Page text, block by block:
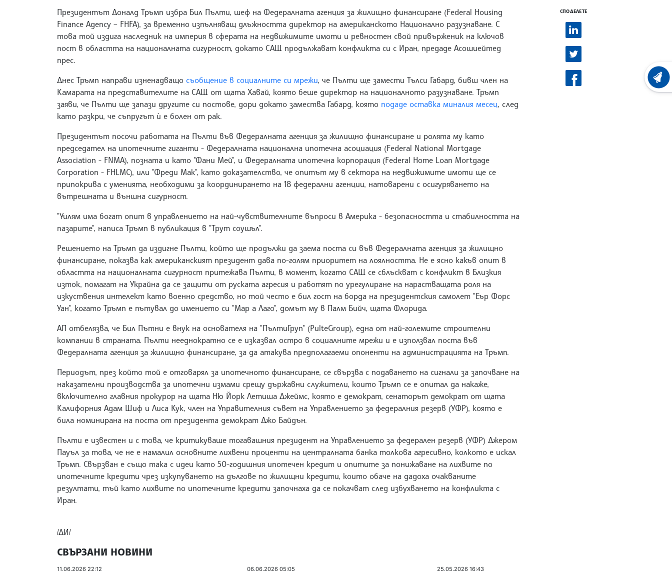
Президентът Доналд Тръмп избра Бил Пълти, шеф на Федералната агенция за жилищно финансиране (Federal Housing
Finance Agency – FHFA), за временно изпълняващ длъжността директор на американското Национално разузнаване. С
това той издига наследник на империя в сферата на недвижимите имоти и ревностен свой привърженик на ключов
пост в областта на националната сигурност, докато САЩ продължават конфликта си с Иран, предаде Асошиейтед
прес.
Днес Тръмп направи изненадващо съобщение в социалните си мрежи, че Пълти ще замести Тълси Габард, бивш член на
Камарата на представителите на САЩ от щата Хавай, която беше директор на националното разузнаване. Тръмп
заяви, че Пълти ще запази другите си постове, дори докато замества Габард, която подаде оставка миналия месец, след
като разкри, че съпругът ѝ е болен от рак.
Президентът посочи работата на Пълти във Федералната агенция за жилищно финансиране и ролята му като
председател на ипотечните гиганти - Федералната национална ипотечна асоциация (Federal National Mortgage
Association - FNMA), позната и като "Фани Мей", и Федералната ипотечна корпорация (Federal Home Loan Mortgage
Corporation - FHLMC), или "Фреди Мак", като доказателство, че опитът му в сектора на недвижимите имоти ще се
припокрива с уменията, необходими за координирането на 18 федерални агенции, натоварени с осигуряването на
вътрешната и външна сигурност.
"Уилям има богат опит в управлението на най-чувствителните въпроси в Америка - безопасността и стабилността на
пазарите", написа Тръмп в публикация в "Трут соушъл".
Решението на Тръмп да издигне Пълти, който ще продължи да заема поста си във Федералната агенция за жилищно
финансиране, показва как американският президент дава по-голям приоритет на лоялността. Не е ясно какъв опит в
областта на националната сигурност притежава Пълти, в момент, когато САЩ се сблъскват с конфликт в Близкия
изток, помагат на Украйна да се защити от руската агресия и работят по урегулиране на нарастващата роля на
изкуствения интелект като военно средство, но той често е бил гост на борда на президентския самолет "Еър Форс
Уан", когато Тръмп е пътувал до имението си "Мар а Лаго", домът му в Палм Бийч, щата Флорида.
АП отбелязва, че Бил Пътни е внук на основателя на "ПълтиГруп" (PulteGroup), една от най-големите строителни
компании в страната. Пълти нееднократно се е изказвал остро в социалните мрежи и е използвал поста във
Федералната агенция за жилищно финансиране, за да атакува предполагаеми опоненти на администрацията на Тръмп.
Периодът, през който той е отговарял за ипотечното финансиране, се свързва с подаването на сигнали за започване на
наказателни производства за ипотечни измами срещу държавни служители, които Тръмп се е опитал да накаже,
включително главния прокурор на щата Ню Йорк Летиша Джеймс, която е демократ, сенаторът демократ от щата
Калифорния Адам Шиф и Лиса Кук, член на Управителния съвет на Управлението за федералния резерв (УФР), която е
била номинирана на поста от президента демократ Джо Байдън.
Пълти е известен и с това, че критикуваше тогавашния президент на Управлението за федерален резерв (УФР) Джером
Пауъл за това, че не е намалил основните лихвени проценти на централната банка толкова агресивно, колкото е искал
Тръмп. Свързван е също така с идеи като 50-годишния ипотечен кредит и опитите за понижаване на лихвите по
ипотечните кредити чрез изкупуването на дългове по жилищни кредити, които обаче на дадоха очакваните
резултати, тъй като лихвите по ипотечните кредити започнаха да се покачват след избухването на конфликта с
Иран.
/ДИ/
СПОДЕЛЕТЕ
СВЪРЗАНИ НОВИНИ
11.06.2026 22:12 06.06.2026 05:05 25.05.2026 16:43